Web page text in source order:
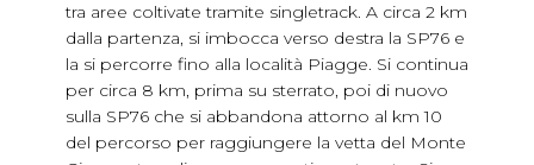
tra aree coltivate tramite singletrack. A circa 2 km
dalla partenza, si imbocca verso destra la SP76 e
la si percorre fino alla località Piagge. Si continua
per circa 8 km, prima su sterrato, poi di nuovo
sulla SP76 che si abbandona attorno al km 10
del percorso per raggiungere la vetta del Monte